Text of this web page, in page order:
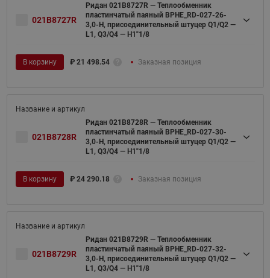
021B8727R
Ридан 021B8727R — Теплообменник
пластинчатый паяный BPHE_RD-027-26-
3,0-H, присоединительный штуцер Q1/Q2 —
L1, Q3/Q4 — H1"1/8
В корзину ₽ 21 498.54 Заказная позиция
021B8728R
Ридан 021B8728R — Теплообменник
пластинчатый паяный BPHE_RD-027-30-
3,0-H, присоединительный штуцер Q1/Q2 —
L1, Q3/Q4 — H1"1/8
В корзину ₽ 24 290.18 Заказная позиция
021B8729R
Ридан 021B8729R — Теплообменник
пластинчатый паяный BPHE_RD-027-32-
3,0-H, присоединительный штуцер Q1/Q2 —
L1, Q3/Q4 — H1"1/8